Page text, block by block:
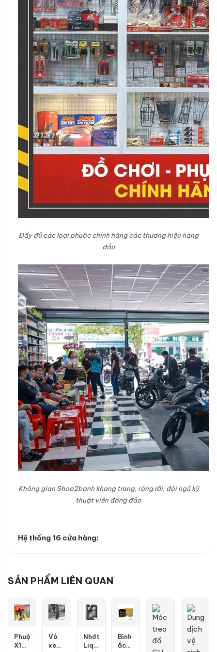
Đầy đủ các loại phuộc chính hãng các thương hiệu hàng
đầu
Không gian Shop2banh khang trang, rộng rãi, đội ngũ kỹ
thuật viên đông đảo
Hệ thống 16 cửa hàng:
SẢN PHẨM LIÊN QUAN
Phuộc
X1R
Vỏ
xe
Nhớt
Liqui
Bình
ắc